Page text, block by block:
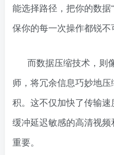
能选择路径，把你的数据
保你的每一次操作都锐不
而数据压缩技术，则
师，将冗余信息巧妙地
积。这不仅加快了传输
缓冲延迟敏感的高清视
重要。